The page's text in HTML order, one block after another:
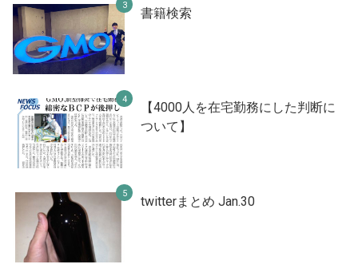
書籍検索
【4000人を在宅勤務にした判断に
ついて】
twitterまとめ Jan.30